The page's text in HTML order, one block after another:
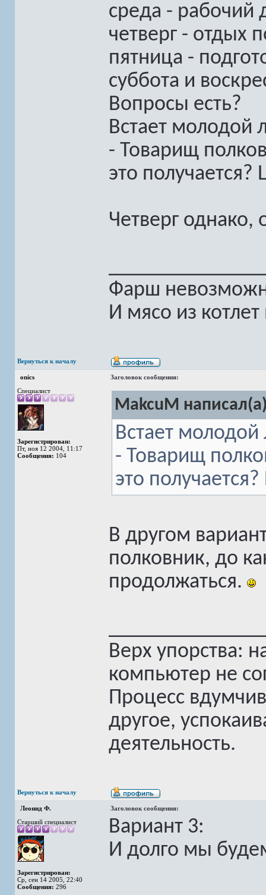
среда - рабочий
четверг - отдых
пятница -
суббота и
Вопросы есть?
Встает молодой
- Товарищ
это
Четверг однако,
Фарш
И мясо из
Вернуться к началу
onics
Заголовок сообщения:
Специалист
Зарегистрирован:
Пт, ноя 12 2004, 11:17
Сообщения: 104
MakcuM
Встает молодой
- Товарищ
это
В другом
полковник, до
продолжаться.
Верх упорства:
компьютер не
Процесс
другое,
деятельность.
Вернуться к началу
Леонид Ф.
Заголовок сообщения:
Старший специалист
Зарегистрирован:
Ср, сен 14 2005, 22:40
Сообщения: 296
Вариант 3:
И долго мы